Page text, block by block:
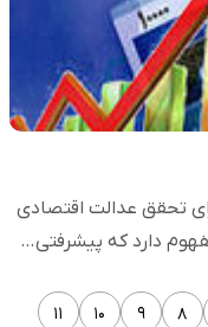
تحقق عدالت اقتصادی
دارد که پیشرفتی…
۸ ۹ ۱۰ ۱۱